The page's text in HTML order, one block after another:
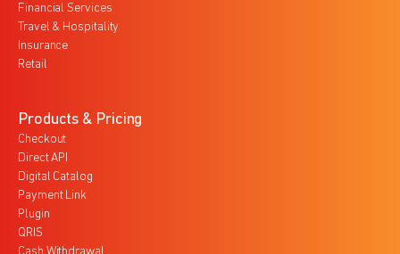
Financial Services
Travel & Hospitality
Insurance
Retail
Products & Pricing
Checkout
Direct API
Digital Catalog
Payment Link
Plugin
QRIS